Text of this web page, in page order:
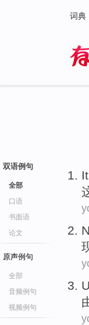
词典
双语例句
全部
口语
书面语
论文
原声例句
全部
音频例句
视频例句
It